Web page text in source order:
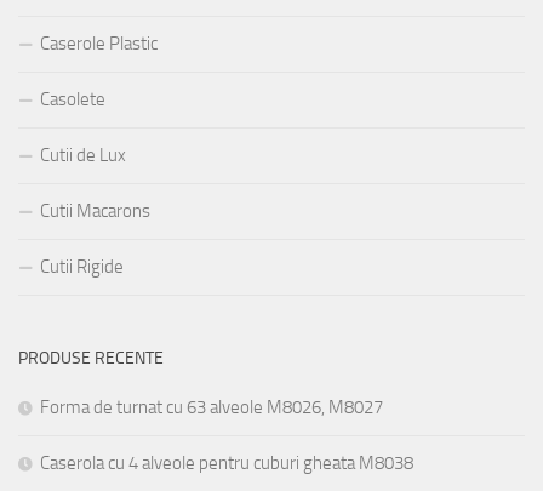
Caserole Plastic
Casolete
Cutii de Lux
Cutii Macarons
Cutii Rigide
PRODUSE RECENTE
Forma de turnat cu 63 alveole M8026, M8027
Caserola cu 4 alveole pentru cuburi gheata M8038